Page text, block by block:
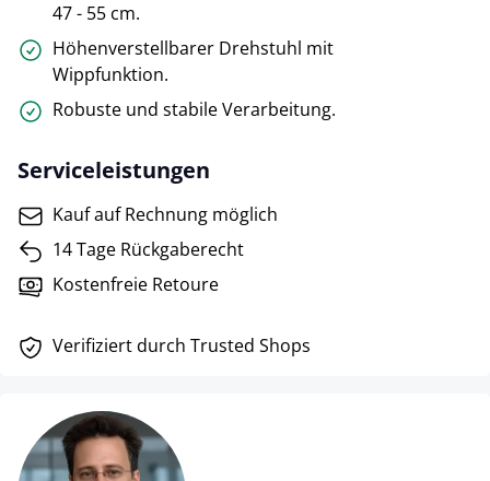
47 - 55 cm.
Höhenverstellbarer Drehstuhl mit
Wippfunktion.
Robuste und stabile Verarbeitung.
Serviceleistungen
Kauf auf Rechnung möglich
14 Tage Rückgaberecht
Kostenfreie Retoure
Verifiziert durch Trusted Shops